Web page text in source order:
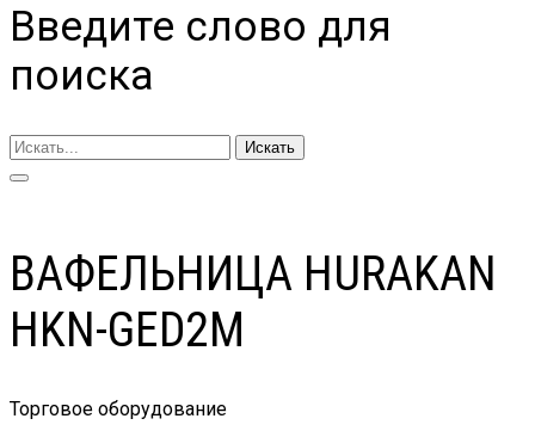
Введите слово для
поиска
Искать
ВАФЕЛЬНИЦА HURAKAN
HKN-GED2M
Торговое оборудование